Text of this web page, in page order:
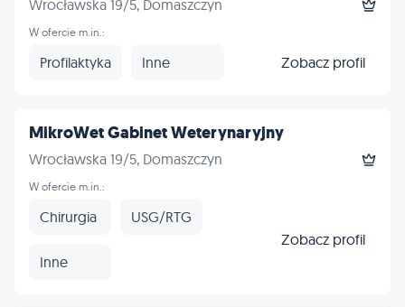
Wrocławska 19/5, Domaszczyn
W ofercie m.in.:
Profilaktyka Inne Zobacz profil
MikroWet Gabinet Weterynaryjny
Wrocławska 19/5, Domaszczyn
W ofercie m.in.:
Chirurgia USG/RTG
Inne
Zobacz profil